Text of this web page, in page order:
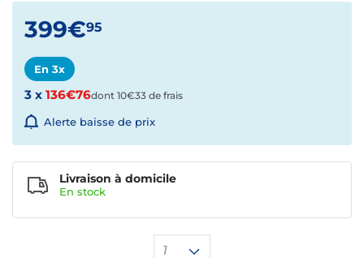
399€95
En 3x
3 x 136€76dont 10€33 de frais
Alerte baisse de prix
1
Livraison à domicile
En stock